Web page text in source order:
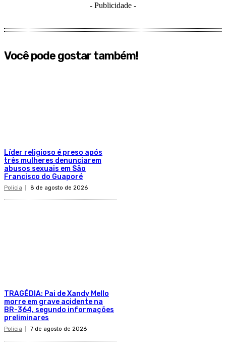
- Publicidade -
Você pode gostar também!
Líder religioso é preso após
três mulheres denunciarem
abusos sexuais em São
Francisco do Guaporé
Policia 8 de agosto de 2026
TRAGÉDIA: Pai de Xandy Mello
morre em grave acidente na
BR-364, segundo informações
preliminares
Policia 7 de agosto de 2026